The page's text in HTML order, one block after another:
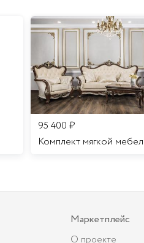
95 400 ₽
Маркетплейс
О проекте